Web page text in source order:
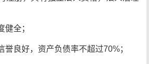
健全；
誉良好，资产负债率不超过70%；